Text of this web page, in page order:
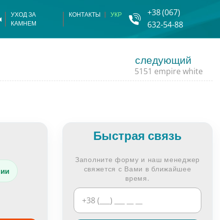
УХОД ЗА
КАМНЕМ
КОНТАКТЫ УКР +38(067)
632-54-88
следующий
5151 empire white
Быстрая связь
Заполните форму и наш менеджер
свяжется с Вами в ближайшее
время.